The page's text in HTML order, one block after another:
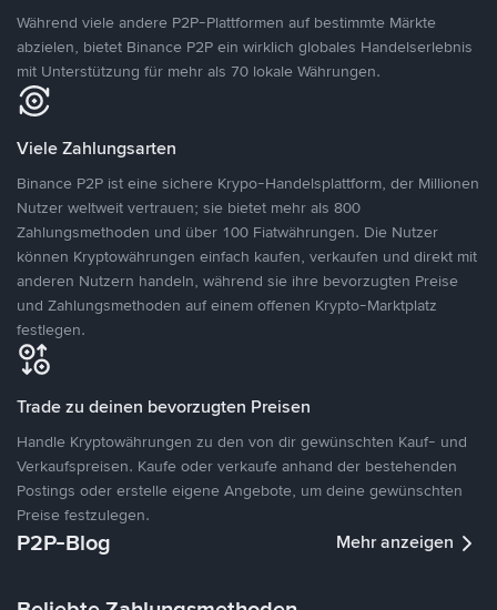
Während viele andere P2P-Plattformen auf bestimmte Märkte
abzielen, bietet Binance P2P ein wirklich globales Handelserlebnis
mit Unterstützung für mehr als 70 lokale Währungen.
Viele Zahlungsarten
Binance P2P ist eine sichere Krypo-Handelsplattform, der Millionen
Nutzer weltweit vertrauen; sie bietet mehr als 800
Zahlungsmethoden und über 100 Fiatwährungen. Die Nutzer
können Kryptowährungen einfach kaufen, verkaufen und direkt mit
anderen Nutzern handeln, während sie ihre bevorzugten Preise
und Zahlungsmethoden auf einem offenen Krypto-Marktplatz
festlegen.
Trade zu deinen bevorzugten Preisen
Handle Kryptowährungen zu den von dir gewünschten Kauf- und
Verkaufspreisen. Kaufe oder verkaufe anhand der bestehenden
Postings oder erstelle eigene Angebote, um deine gewünschten
Preise festzulegen.
P2P-Blog Mehr anzeigen